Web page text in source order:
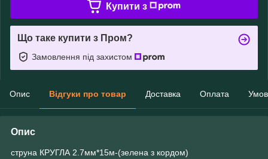
Купити з
Що таке купити з Пром?
Замовлення під захистом
Опис Відгуки про товар Доставка Оплата
Опис
струна КРУГЛА 2.7мм*15м-(зелена з кордом)